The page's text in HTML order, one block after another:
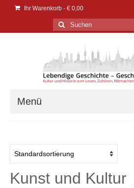
Ihr Warenkorb - € 0,00
Suchen
nach:
Menü
Kunst und Kultur